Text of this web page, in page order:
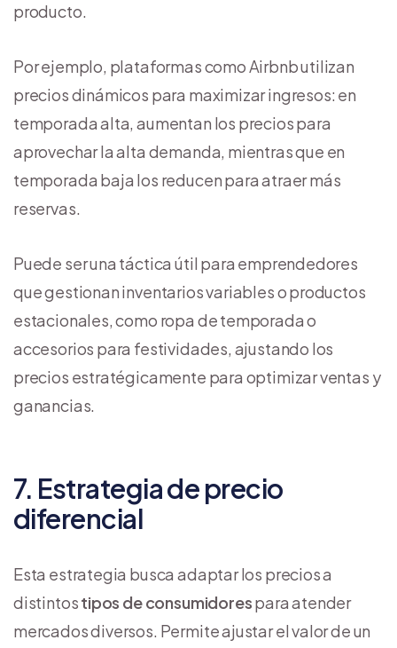
producto.
Por ejemplo, plataformas como Airbnb utilizan
precios dinámicos para maximizar ingresos: en
temporada alta, aumentan los precios para
aprovechar la alta demanda, mientras que en
temporada baja los reducen para atraer más
reservas.
Puede ser una táctica útil para emprendedores
que gestionan inventarios variables o productos
estacionales, como ropa de temporada o
accesorios para festividades, ajustando los
precios estratégicamente para optimizar ventas y
ganancias.
7. Estrategia de precio
diferencial
Esta estrategia busca adaptar los precios a
distintostipos de consumidorespara atender
mercados diversos. Permite ajustar el valor de un